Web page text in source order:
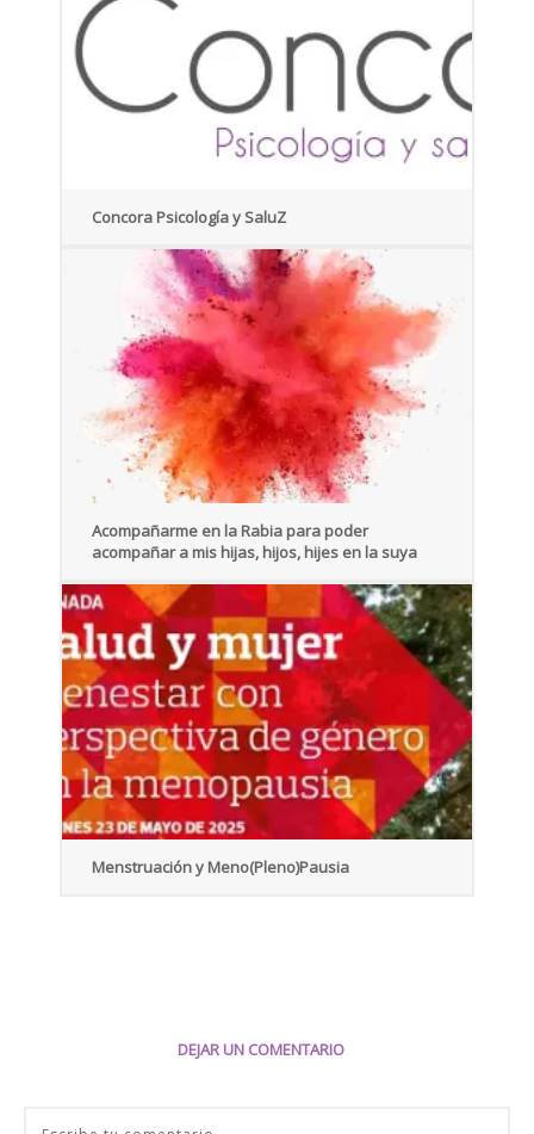
Concora Psicología y SaluZ
Acompañarme en la Rabia para poder
acompañar a mis hijas, hijos, hijes en la suya
Menstruación y Meno(Pleno)Pausia
DEJAR UN COMENTARIO